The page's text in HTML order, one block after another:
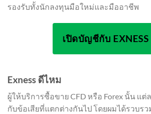
รองรับทั้งนักลงทุนมือใหม่และมืออาชีพ
เปิดบัญชีกับ EXNESS
Exness ดีไหม
ผู้ให้บริการซื้อขาย CFD หรือ Forex นั้น แต่
กับข้อเสียที่แตกต่างกันไป โดยผมได้รวบรว